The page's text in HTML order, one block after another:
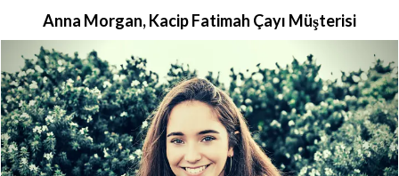
Anna Morgan,Kacip Fatimah Çayı Müşterisi